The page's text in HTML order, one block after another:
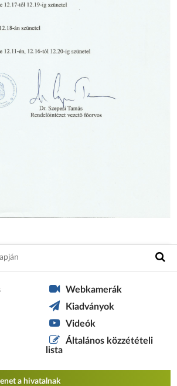
Webkamerák
Kiadványok
Videók
Általános közzétételi
lista
a hivatalnak